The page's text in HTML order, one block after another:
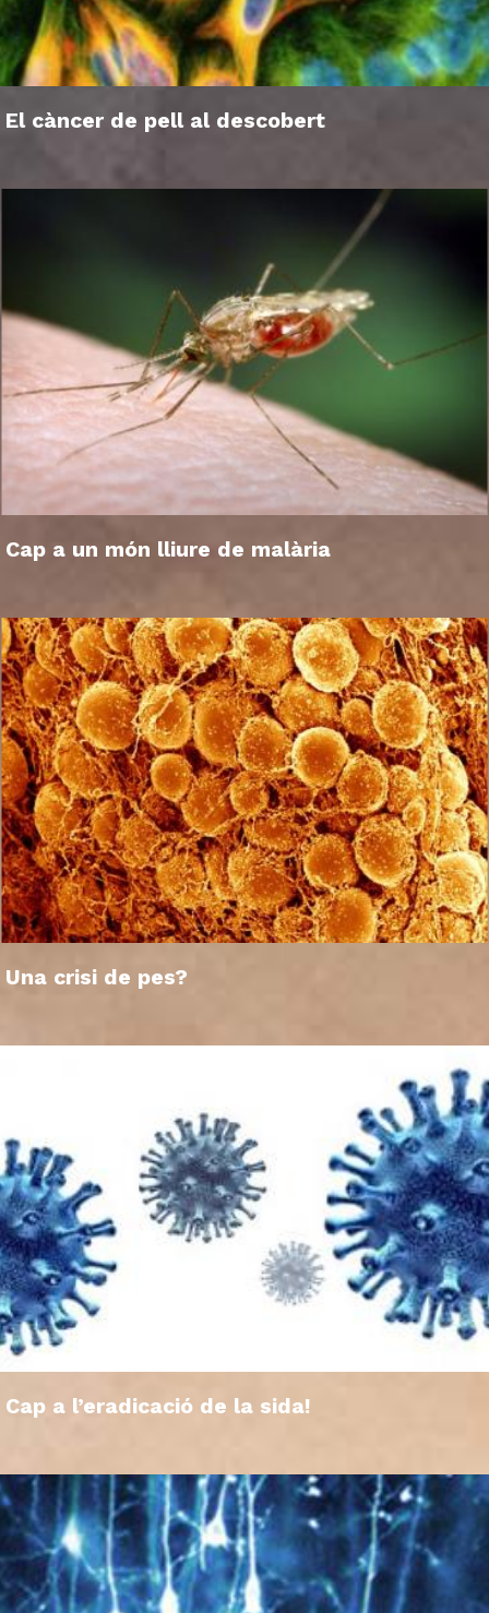
El càncer de pell al descobert
Cap a un món lliure de malària
Una crisi de pes?
Cap a l’eradicació de la sida!